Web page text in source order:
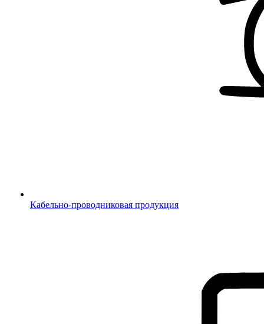
Кабельно-проводниковая продукция